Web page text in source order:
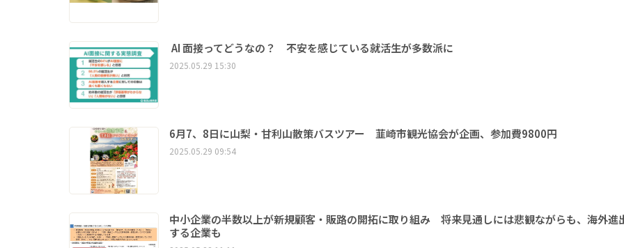
AI 面接ってどうなの？ 不安を感じている就活生が多数派に
2025.05.29 15:30
6月7、8日に山梨・甘利山散策バスツアー 韮崎市観光協会が企画、参加費9800円
2025.05.29 09:54
中小企業の半数以上が新規顧客・販路の開拓に取り組み 将来見通しには悲観ながらも、海外進
する企業も